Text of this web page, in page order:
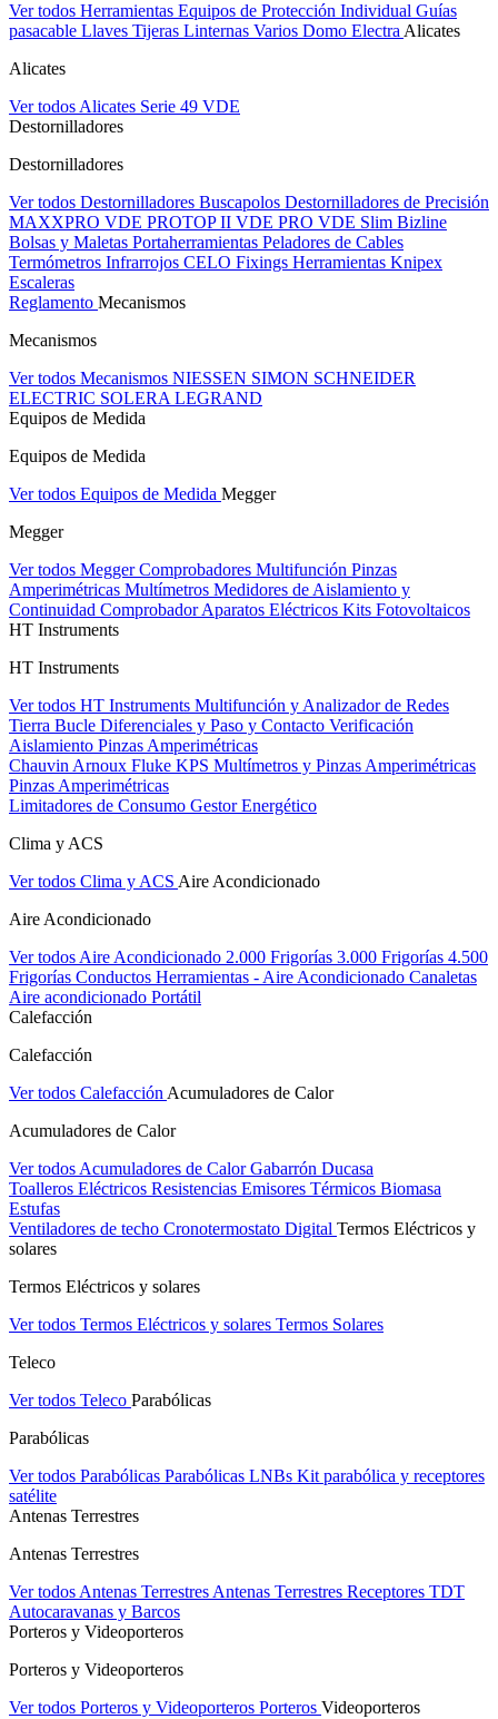
Ver todos Herramientas Equipos de Protección Individual Guías
pasacable Llaves Tijeras Linternas Varios Domo Electra Alicates
Alicates
Ver todos Alicates Serie 49 VDE
Destornilladores
Destornilladores
Ver todos Destornilladores Buscapolos Destornilladores de Precisión
MAXXPRO VDE PROTOP II VDE PRO VDE Slim Bizline
Bolsas y Maletas Portaherramientas Peladores de Cables
Termómetros Infrarrojos CELO Fixings Herramientas Knipex
Escaleras
Reglamento Mecanismos
Mecanismos
Ver todos Mecanismos NIESSEN SIMON SCHNEIDER
ELECTRIC SOLERA LEGRAND
Equipos de Medida
Equipos de Medida
Ver todos Equipos de Medida Megger
Megger
Ver todos MeggerComprobadores Multifunción Pinzas
Amperimétricas Multímetros Medidores de Aislamiento y
Continuidad Comprobador Aparatos Eléctricos Kits Fotovoltaicos
HT Instruments
HT Instruments
Ver todos HT Instruments Multifunción y Analizador de Redes
Tierra Bucle Diferenciales y Paso y Contacto Verificación
Aislamiento Pinzas Amperimétricas
Chauvin Arnoux Fluke KPS Multímetros y Pinzas Amperimétricas
Pinzas Amperimétricas
Limitadores de Consumo Gestor Energético
Clima y ACS
Ver todos Clima y ACS Aire Acondicionado
Aire Acondicionado
Ver todos Aire Acondicionado 2.000 Frigorías 3.000 Frigorías 4.500
Frigorías Conductos Herramientas - Aire Acondicionado Canaletas
Aire acondicionado Portátil
Calefacción
Calefacción
Ver todos Calefacción Acumuladores de Calor
Acumuladores de Calor
Ver todos Acumuladores de CalorGabarrón Ducasa
Toalleros Eléctricos Resistencias Emisores Térmicos Biomasa
Estufas
Ventiladores de techo Cronotermostato Digital Termos Eléctricos y
solares
Termos Eléctricos y solares
Ver todos Termos Eléctricos y solares Termos Solares
Teleco
Ver todos Teleco Parabólicas
Parabólicas
Ver todos Parabólicas Parabólicas LNBs Kit parabólica y receptores
satélite
Antenas Terrestres
Antenas Terrestres
Ver todos Antenas Terrestres Antenas Terrestres Receptores TDT
Autocaravanas y Barcos
Porteros y Videoporteros
Porteros y Videoporteros
Ver todos Porteros y Videoporteros Porteros Videoporteros